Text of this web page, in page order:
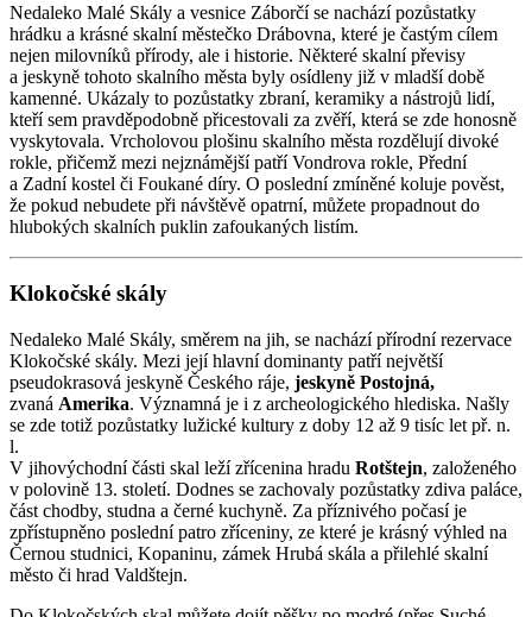
Nedaleko Malé Skály a vesnice Záborčí se nachází pozůstatky
hrádku a krásné skalní městečko Drábovna, které je častým cílem
nejen milovníků přírody, ale i historie. Některé skalní převisy
a jeskyně tohoto skalního města byly osídleny již v mladší době
kamenné. Ukázaly to pozůstatky zbraní, keramiky a nástrojů lidí,
kteří sem pravděpodobně přicestovali za zvěří, která se zde honosně
vyskytovala. Vrcholovou plošinu skalního města rozdělují divoké
rokle, přičemž mezi nejznámější patří Vondrova rokle, Přední
a Zadní kostel či Foukané díry. O poslední zmíněné koluje pověst,
že pokud nebudete při návštěvě opatrní, můžete propadnout do
hlubokých skalních puklin zafoukaných listím.
Klokočské skály
Nedaleko Malé Skály, směrem na jih, se nachází přírodní rezervace
Klokočské skály. Mezi její hlavní dominanty patří největší
pseudokrasová jeskyně Českého ráje, jeskyně Postojná,
zvaná Amerika. Významná je i z archeologického hlediska. Našly
se zde totiž pozůstatky lužické kultury z doby 12 až 9 tisíc let př. n.
l.
V jihovýchodní části skal leží zřícenina hradu Rotštejn, založeného
v polovině 13. století. Dodnes se zachovaly pozůstatky zdiva paláce,
část chodby, studna a černé kuchyně. Za příznivého počasí je
zpřístupněno poslední patro zříceniny, ze které je krásný výhled na
Černou studnici, Kopaninu, zámek Hrubá skála a přilehlé skalní
město či hrad Valdštejn.